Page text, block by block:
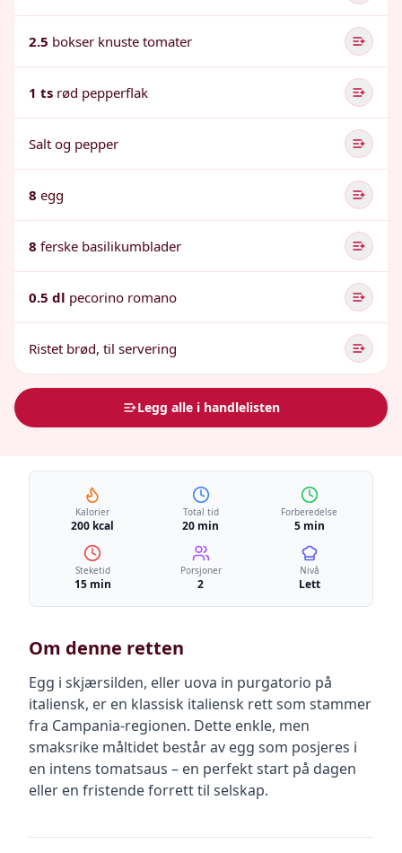
2.5 bokser knuste tomater
1 ts rød pepperflak
Salt og pepper
8 egg
8 ferske basilikumblader
0.5 dl pecorino romano
Ristet brød, til servering
Legg alle i handlelisten
Kalorier
200 kcal
Total tid
20 min
Forberedelse
5 min
Steketid
15 min
Porsjoner
2
Nivå
Lett
Om denne retten
Egg i skjærsilden, eller uova in purgatorio på
italiensk, er en klassisk italiensk rett som stammer
fra Campania-regionen. Dette enkle, men
smaksrike måltidet består av egg som posjeres i
en intens tomatsaus – en perfekt start på dagen
eller en fristende forrett til selskap.